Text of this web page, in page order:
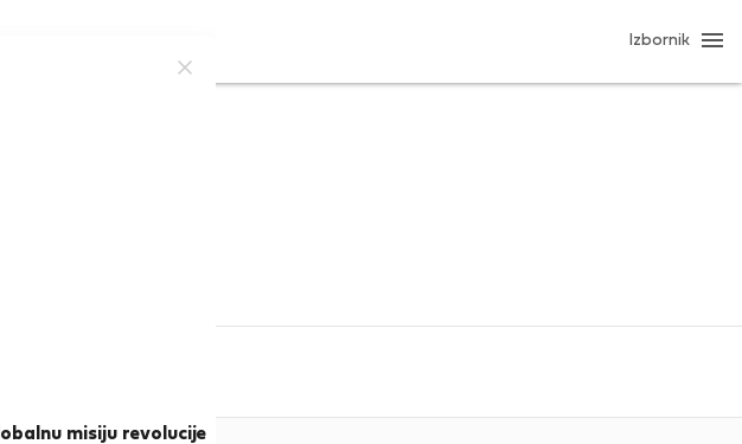
misiju revolucije
Izbornik